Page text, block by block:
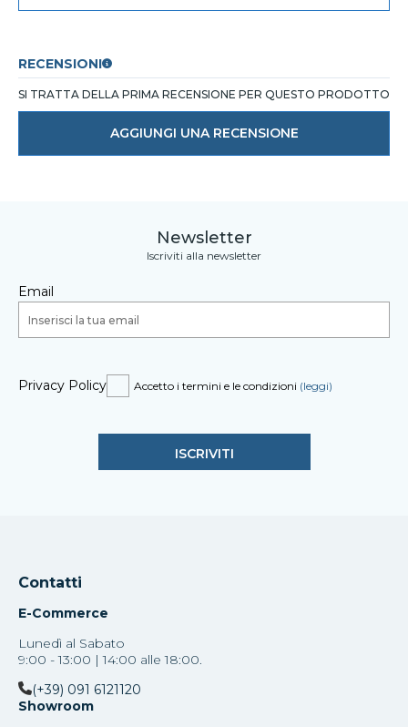
RECENSIONI
SI TRATTA DELLA PRIMA RECENSIONE PER QUESTO PRODOTTO
AGGIUNGI UNA RECENSIONE
Newsletter
Iscriviti alla newsletter
Email
Privacy Policy Accetto i termini e le condizioni (leggi)
Contatti
E-Commerce
Lunedì al Sabato
9:00 - 13:00 | 14:00 alle 18:00.
(+39) 091 6121120
Showroom